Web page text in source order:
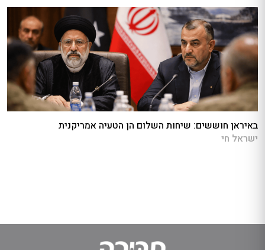
באיראן חוששים: שיחות השלום הן הטעיה אמריקנית
ישראל חי